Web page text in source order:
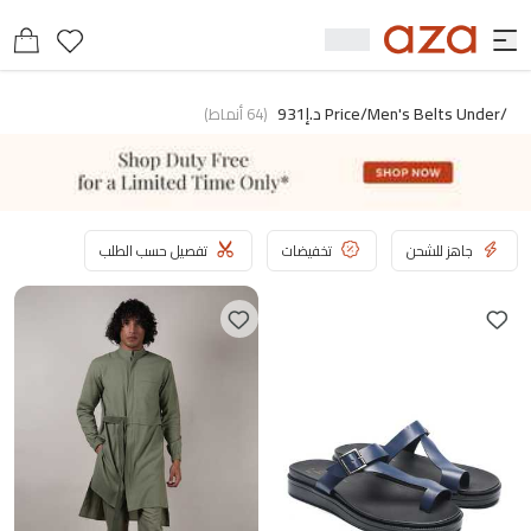
/price/men's Belts Under د.إ931 (
64أنماط)
جاهز للشحن تخفيضات تفصيل حسب الطلب